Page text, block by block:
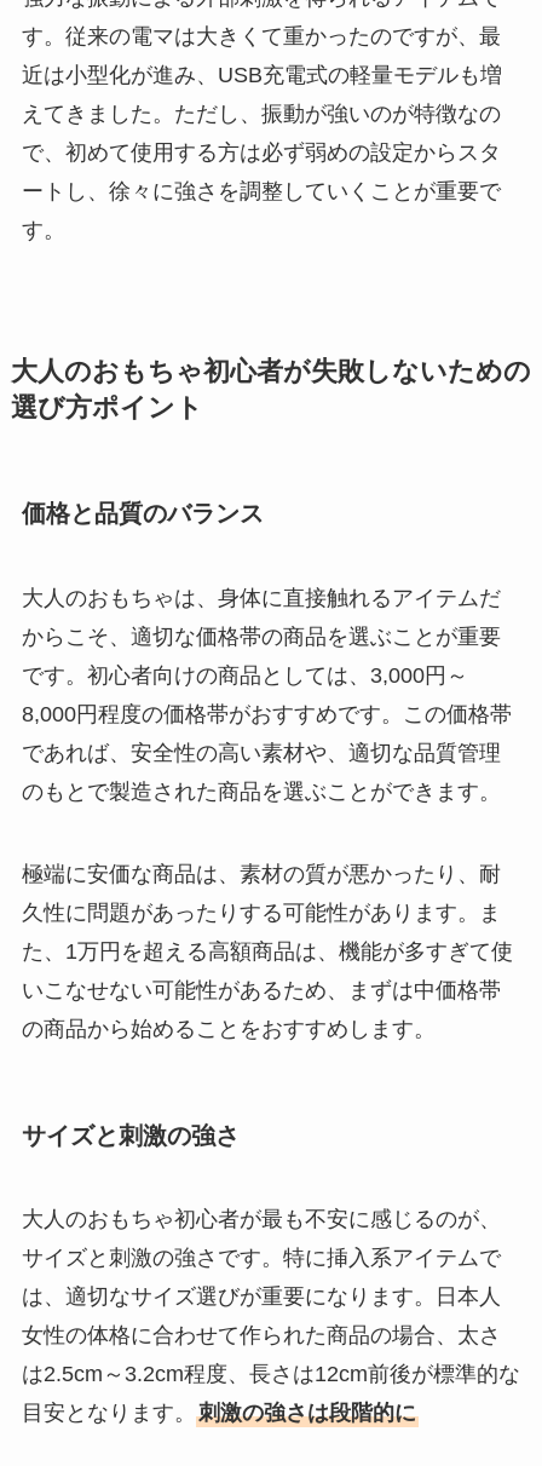
す。従来の電マは大きくて重かったのですが、最
近は小型化が進み、USB充電式の軽量モデルも増
えてきました。ただし、振動が強いのが特徴なの
で、初めて使用する方は必ず弱めの設定からスタ
ートし、徐々に強さを調整していくことが重要で
す。
大人のおもちゃ初心者が失敗しないための
選び方ポイント
価格と品質のバランス
大人のおもちゃは、身体に直接触れるアイテムだ
からこそ、適切な価格帯の商品を選ぶことが重要
です。初心者向けの商品としては、3,000円～
8,000円程度の価格帯がおすすめです。この価格帯
であれば、安全性の高い素材や、適切な品質管理
のもとで製造された商品を選ぶことができます。
極端に安価な商品は、素材の質が悪かったり、耐
久性に問題があったりする可能性があります。ま
た、1万円を超える高額商品は、機能が多すぎて使
いこなせない可能性があるため、まずは中価格帯
の商品から始めることをおすすめします。
サイズと刺激の強さ
大人のおもちゃ初心者が最も不安に感じるのが、
サイズと刺激の強さです。特に挿入系アイテムで
は、適切なサイズ選びが重要になります。日本人
女性の体格に合わせて作られた商品の場合、太さ
は2.5cm～3.2cm程度、長さは12cm前後が標準的な
目安となります。 刺激の強さは段階的に